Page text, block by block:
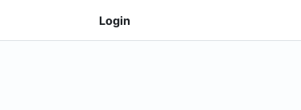
Login